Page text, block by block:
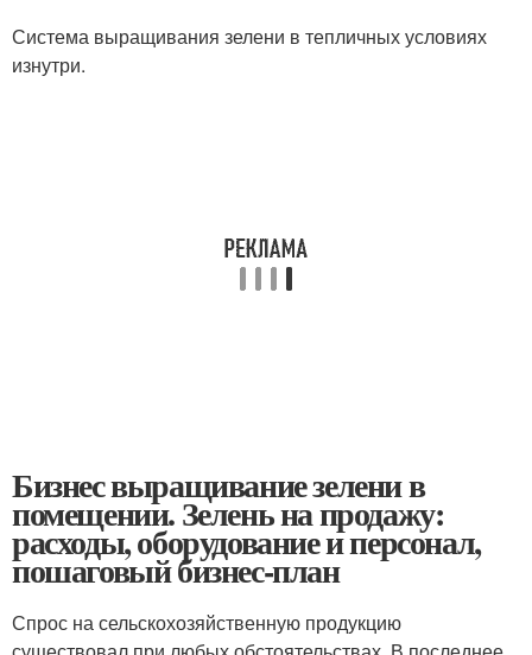
Система выращивания зелени в тепличных условиях
изнутри.
Бизнес выращивание зелени в
помещении. Зелень на продажу:
расходы, оборудование и персонал,
пошаговый бизнес-план
Спрос на сельскохозяйственную продукцию